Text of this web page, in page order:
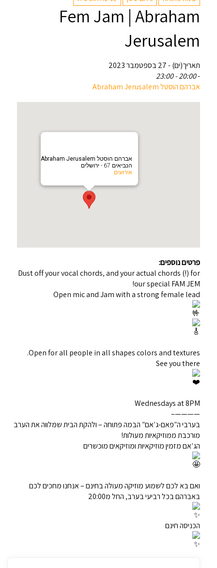
Fem Jam | Abraham
Jerusalem
תאריך(ים) - 27 בספטמבר 2023
-
20:00 - 23:00
אברהם הוסטל Abraham Jerusalem
אברהם הוסטל Abraham Jerusalem
הנביאים 67 - ירושלים
אירועים
פרטים נוספים:
Dust off your vocal chords, and your actual chords (!) for
our special FAM JEM!
Open mic and Jam with a strong female lead
Open for all people in all shapes colors and textures.
See you there
Wednesdays at 8PM
————–
בערבי ה”פאם-ג’אם” הבמה פתוחה – ולהקת הבית שמלווה את הערב
מורכבת ממוזיקאיות מעולות!
הג’אם מזמין מוזיקאיות ומוזיקאים מוכשרים
ואם בא לכם לשמוע מוזיקה מעולה בחינם – אנחנו מחכים לכם
באברהם בכל רביעי בערב, החל מ20:00
הכניסה חינם